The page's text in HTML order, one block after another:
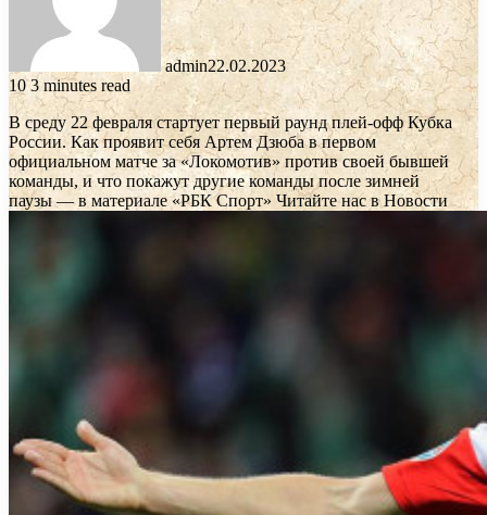
admin22.02.2023
103 minutes read
В среду 22 февраля стартует первый раунд плей-офф Кубка
России. Как проявит себя Артем Дзюба в первом
официальном матче за «Локомотив» против своей бывшей
команды, и что покажут другие команды после зимней
паузы — в материале «РБК Спорт» Читайте нас в Новости